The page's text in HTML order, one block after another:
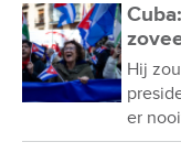
Hij
er